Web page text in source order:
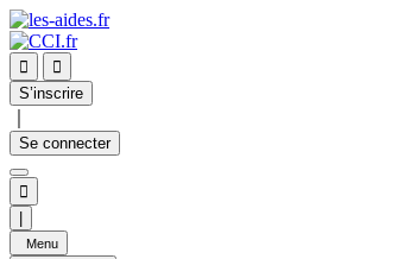


S’inscrire
Se connecter

Menu